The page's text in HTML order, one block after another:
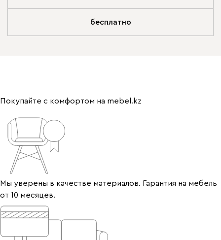
бесплатно
Покупайте с комфортом на mebel.kz
Мы уверены в качестве материалов. Гарантия на мебель
от 10 месяцев.